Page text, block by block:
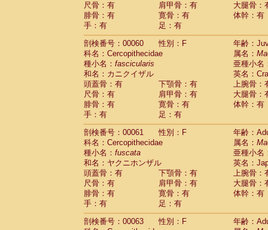
尺骨：有
肩甲骨：有
大腿骨：
腓骨：有
寛骨：有
体幹：有
手：有
足：有
剖検番号：00060
性別：F
年齢：
科名：Cercopithecidae
属名：
種小名： fascicularis
亜種小名
和名：カニクイザル
英名：
頭蓋骨：有
下顎骨：有
上腕骨：
尺骨：有
肩甲骨：有
大腿骨：
腓骨：有
寛骨：有
体幹：有
手：有
足：有
剖検番号：00061
性別：F
年齢：
科名：Cercopithecidae
属名：
種小名： fuscata
亜種小名
和名：ヤクニホンザル
英名：
頭蓋骨：有
下顎骨：有
上腕骨：
尺骨：有
肩甲骨：有
大腿骨：
腓骨：有
寛骨：有
体幹：有
手：有
足：有
剖検番号：00063
性別：F
年齢：